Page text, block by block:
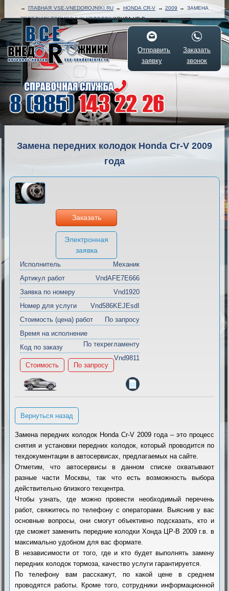
→ ГЛАВНАЯ VSE-VNEDOROJNIKI.RU → HONDA CR-V → 2009 → ЗАМЕНА
ПЕРЕДНИХ ТОРМОЗНЫХ КОЛОДОКХОНДА ЦР-В
Отправить
заявку
Заказать
звонок
Замена передних колодок Honda Cr-V 2009
года
Заказать
Электронная
заявка
Исполнитель
Механик
Артикул работ
VndAFE7E666
Заявка по номеру
Vnd1920
Номер для услуги
Vnd586KEJEsdI
Стоимость (цена) работ
По запросу
Время на исполнение
По техрегламенту
Код по заказу
Vnd9811
Стоимость
По запросу
Вернуться назад
Замена передних колодок Honda Cr-V 2009 года – это процесс
снятия и установки передних колодок, который проводится по
техдокументации в автосервисах, предлагаемых на сайте.
Отметим, что автосервисы в данном списке охватывают
разные части Москвы, так что есть возможность выбора
действительно близкого техцентра.
Чтобы узнать, где можно провести необходимый перечень
работ, свяжитесь по телефону с операторами. Выяснив у вас
основные вопросы, они смогут объективно подсказать, кто и
где сможет заменить передние колодки Хонда ЦР-В 2009 г.в. в
максимально удобном для вас формате.
В независимости от того, где и кто будет выполнять замену
передних колодок тормоза, качество услуги гарантируется.
По телефону вам расскажут, по какой цене в среднем
проводятся работы. Кроме того, сотрудники информационной